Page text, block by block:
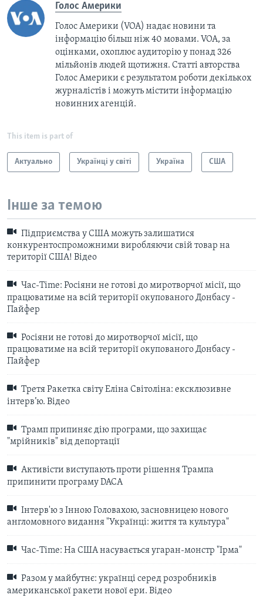
Голос Америки
Голос Америки (VOA) надає новини та
інформацію більш ніж 40 мовами. VOA, за
оцінками, охоплює аудиторію у понад 326
мільйонів людей щотижня. Статті авторства
Голос Америки є результатом роботи декількох
журналістів і можуть містити інформацію
новинних агенцій.
This item is part of
Актуально Українці у світі Україна США
Інше за темою
Підприємства у США можуть залишатися
конкурентоспроможними виробляючи свій товар на
території США! Відео
Час-Time: Росіяни не готові до миротворчої місії, що
працюватиме на всій території окупованого Донбасу -
Пайфер
Росіяни не готові до миротворчої місії, що
працюватиме на всій території окупованого Донбасу -
Пайфер
Третя Ракетка світу Еліна Світоліна: ексклюзивне
інтерв’ю. Відео
Трамп припиняє дію програми, що захищає
"мрійників" від депортації
Активісти виступають проти рішення Трампа
припинити програму DACA
Інтерв'ю з Інною Головахою, засновницею нового
англомовного видання "Українці: життя та культура"
Час-Time: На США насувається угаран-монстр "Ірма"
Разом у майбутнє: українці серед розробників
американської ракети нової ери. Відео